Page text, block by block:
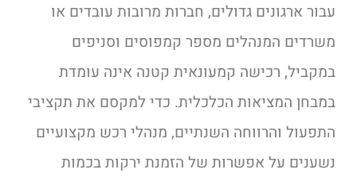
עבור ארגונים גדולים, חברות מרובות עובדים או
משרדים המנהלים מספר קמפוסים וסניפים
במקביל, רכישה קמעונאית קטנה אינה עומדת
במבחן המציאות הכלכלית. כדי למקסם את תקציבי
התפעול והרווחה השנתיים, מנהלי רכש מקצועיים
נשענים על אפשרות של הזמנת ירקות בכמות